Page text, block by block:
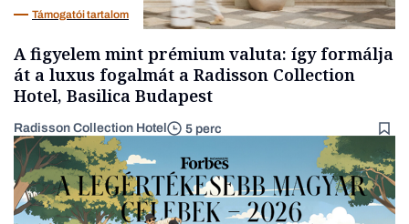
Támogatói tartalom
A figyelem mint prémium valuta: így formálja
át a luxus fogalmát a Radisson Collection
Hotel, Basilica Budapest
Radisson Collection Hotel 5 perc